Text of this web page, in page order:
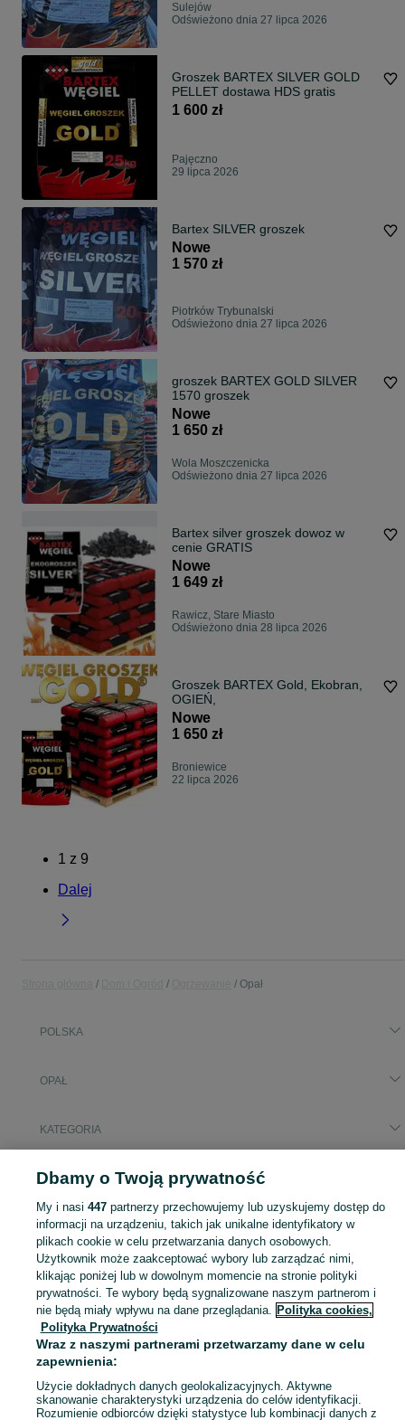
Sulejów
Odświeżono dnia 27 lipca 2026
Groszek BARTEX SILVER GOLD
PELLET dostawa HDS gratis
1 600 zł
Pajęczno
29 lipca 2026
Bartex SILVER groszek
Nowe
1 570 zł
Piotrków Trybunalski
Odświeżono dnia 27 lipca 2026
groszek BARTEX GOLD SILVER
1570 groszek
Nowe
1 650 zł
Wola Moszczenicka
Odświeżono dnia 27 lipca 2026
Bartex silver groszek dowoz w
cenie GRATIS
Nowe
1 649 zł
Rawicz, Stare Miasto
Odświeżono dnia 28 lipca 2026
Groszek BARTEX Gold, Ekobran,
OGIEŃ,
Nowe
1 650 zł
Broniewice
22 lipca 2026
1 z 9
Dalej
Opał
POLSKA
OPAŁ
KATEGORIA
Podobne wyszukiwania
ekogroszek bartex silver w Dom i Ogród
Aktualne ogłoszenia w całej Polsce: ekogroszek bartex silver ▶️ sprawdź oferty w kategorii Opał i kupuj taniej na OLX.pl! Zobacz
Mapa kategorii
Mapa miejscowości
Mapa ministron
Popularne wyszukiwania
Dbamy o Twoją prywatność
My i nasi 447partnerzy przechowujemy lub uzyskujemy dostęp do
informacji na urządzeniu, takich jak unikalne identyfikatory w
plikach cookie w celu przetwarzania danych osobowych.
Użytkownik może zaakceptować wybory lub zarządzać nimi,
klikając poniżej lub w dowolnym momencie na stronie polityki
prywatności. Te wybory będą sygnalizowane naszym partnerom i
nie będą miały wpływu na dane przeglądania. Polityka cookies,
Polityka Prywatności
Wraz z naszymi partnerami przetwarzamy dane w celu
zapewnienia:
Użycie dokładnych danych geolokalizacyjnych. Aktywne
skanowanie charakterystyki urządzenia do celów identyfikacji.
Rozumienie odbiorców dzięki statystyce lub kombinacji danych z